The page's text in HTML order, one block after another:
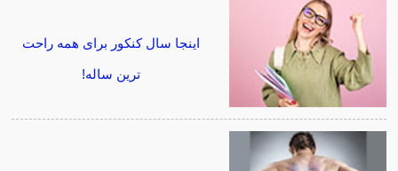
اینجا سال کنکور برای همه راحت
ترین ساله!